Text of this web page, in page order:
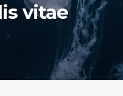
vitae